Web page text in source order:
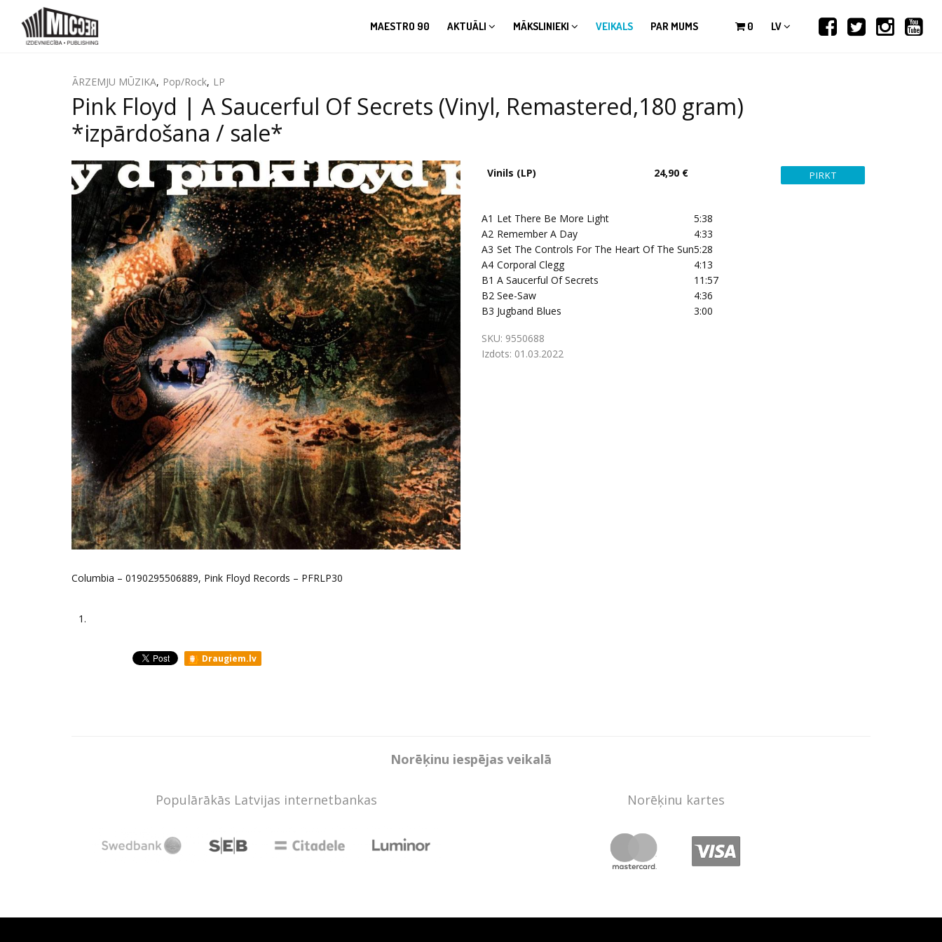
MAESTRO 90 AKTUĀLI MĀKSLINIEKI VEIKALS PAR MUMS 0 LV
ĀRZEMJU MŪZIKA, Pop/Rock, LP
Pink Floyd ‎| A Saucerful Of Secrets (Vinyl, Remastered,180 gram)
*izpārdošana / sale*
Vinils (LP) 24,90 €
A1 Let There Be More Light
5:38
A2 Remember A Day
4:33
A3 Set The Controls For The Heart Of The Sun5:28
A4 Corporal Clegg
4:13
B1 A Saucerful Of Secrets
11:57
B2 See-Saw
4:36
B3 Jugband Blues 3:00
SKU: 9550688
Izdots: 01.03.2022
Columbia ‎– 0190295506889, Pink Floyd Records ‎– PFRLP30
1.
Draugiem.lv
Norēķinu iespējas veikalā
Populārākās Latvijas internetbankas Norēķinu kartes